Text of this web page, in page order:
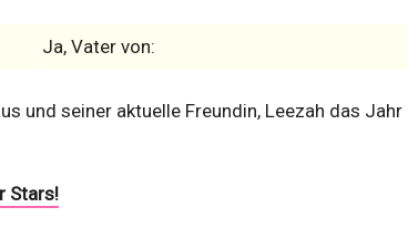
Ja, Vater von:
und seiner aktuelle Freundin, Leezah das
Stars!